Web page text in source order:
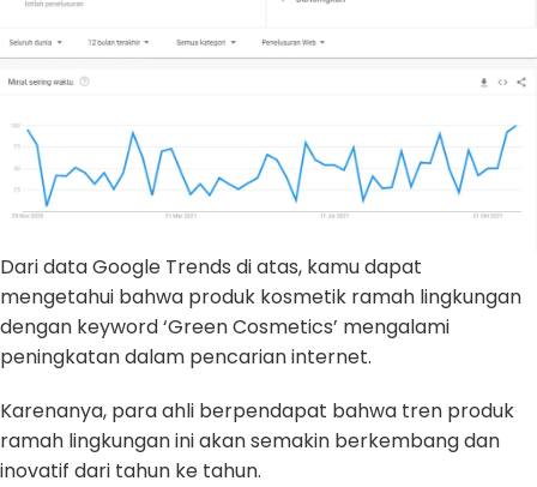
Dari data Google Trends di atas, kamu dapat
mengetahui bahwa produk kosmetik ramah lingkungan
dengan keyword ‘Green Cosmetics’ mengalami
peningkatan dalam pencarian internet.
Karenanya, para ahli berpendapat bahwa tren produk
ramah lingkungan ini akan semakin berkembang dan
inovatif dari tahun ke tahun.